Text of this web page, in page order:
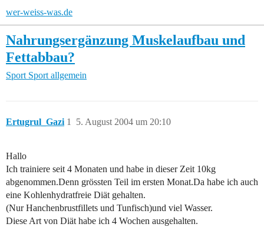
wer-weiss-was.de
Nahrungsergänzung Muskelaufbau und
Fettabbau?
Sport Sport allgemein
Ertugrul_Gazi 5. August 2004 um 20:10
1
Hallo
Ich trainiere seit 4 Monaten und habe in dieser Zeit 10kg
abgenommen.Denn grössten Teil im ersten Monat.Da habe ich auch
eine Kohlenhydratfreie Diät gehalten.
(Nur Hanchenbrustfillets und Tunfisch)und viel Wasser.
Diese Art von Diät habe ich 4 Wochen ausgehalten.